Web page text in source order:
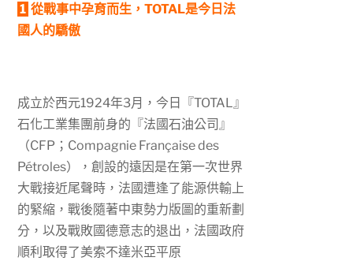
1 從戰事中孕育而生，TOTAL是今日法
國人的驕傲
成立於西元1924年3月，今日『TOTAL』
石化工業集團前身的『法國石油公司』
（CFP ； Compagnie Française des
Pétroles），創設的遠因是在第一次世界
大戰接近尾聲時，法國遭逢了能源供輸上
的緊縮，戰後隨著中東勢力版圖的重新劃
分，以及戰敗國德意志的退出，法國政府
順利取得了美索不達米亞平原